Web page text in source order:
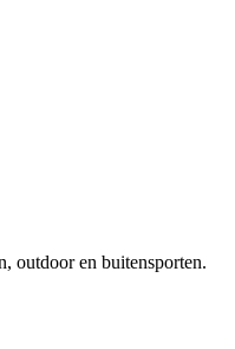
outdoor en buitensporten.